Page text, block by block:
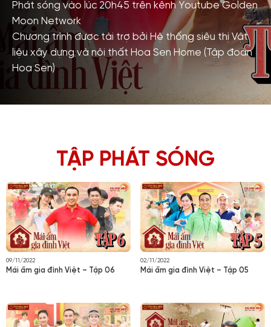
Phát sóng vào lúc 20h45 trên kênh Youtube Golden
Moon Network
Chương trình được tài trợ bởi Hệ thống siêu thị Vật
liệu xây dựng và nội thất Hoa Sen Home (Tập đoàn
Hoa Sen)
TẬP PHÁT SÓNG
09/11/2022
Mái ấm gia đình Việt – Tập 06
02/11/2022
Mái ấm gia đình Việt – Tập 05